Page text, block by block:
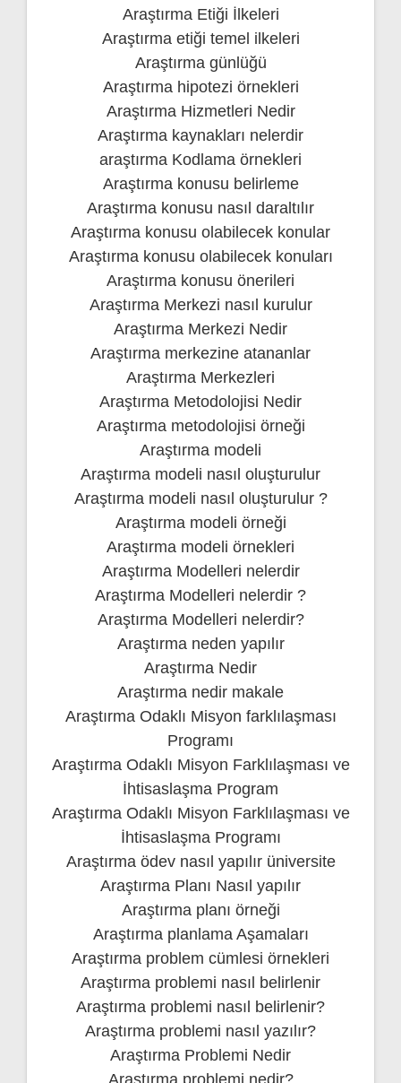
Araştırma Etiği İlkeleri
Araştırma etiği temel ilkeleri
Araştırma günlüğü
Araştırma hipotezi örnekleri
Araştırma Hizmetleri Nedir
Araştırma kaynakları nelerdir
araştırma Kodlama örnekleri
Araştırma konusu belirleme
Araştırma konusu nasıl daraltılır
Araştırma konusu olabilecek konular
Araştırma konusu olabilecek konuları
Araştırma konusu önerileri
Araştırma Merkezi nasıl kurulur
Araştırma Merkezi Nedir
Araştırma merkezine atananlar
Araştırma Merkezleri
Araştırma Metodolojisi Nedir
Araştırma metodolojisi örneği
Araştırma modeli
Araştırma modeli nasıl oluşturulur
Araştırma modeli nasıl oluşturulur ?
Araştırma modeli örneği
Araştırma modeli örnekleri
Araştırma Modelleri nelerdir
Araştırma Modelleri nelerdir ?
Araştırma Modelleri nelerdir?
Araştırma neden yapılır
Araştırma Nedir
Araştırma nedir makale
Araştırma Odaklı Misyon farklılaşması
Programı
Araştırma Odaklı Misyon Farklılaşması ve
İhtisaslaşma Program
Araştırma Odaklı Misyon Farklılaşması ve
İhtisaslaşma Programı
Araştırma ödev nasıl yapılır üniversite
Araştırma Planı Nasıl yapılır
Araştırma planı örneği
Araştırma planlama Aşamaları
Araştırma problem cümlesi örnekleri
Araştırma problemi nasıl belirlenir
Araştırma problemi nasıl belirlenir?
Araştırma problemi nasıl yazılır?
Araştırma Problemi Nedir
Araştırma problemi nedir?